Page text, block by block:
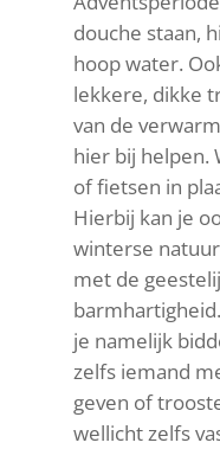
douche staan,
hoop water.
lekkere, dikke
van de
hier bij helpen.
of fietsen in
Hierbij kan je
winterse
met de
je namelijk
zelfs iemand
geven of
wellicht zelfs